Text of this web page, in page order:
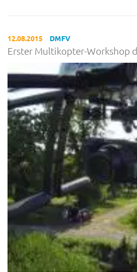
12.08.2015 DMFV
Erster Multikopter-Workshop